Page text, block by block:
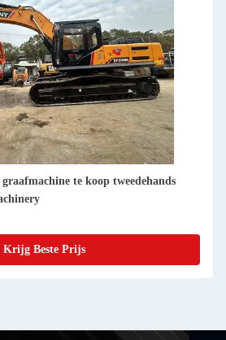
te koop tweedehands
Krijg Beste Prijs